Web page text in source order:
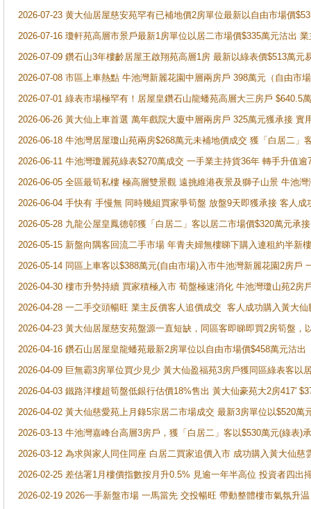
2026-07-23 黄大仙居屋慈安苑罕有已補地價2房單位最新以自由市場價
2026-07-16 瓊軒苑高層市景戶最新1房單位以居二市場價$335萬元沽出
2026-07-09 鑽石山3年樓齡居屋王啟翔苑高層1房 最新以綠表價$513萬元
2026-07-08 市區上車熱點 牛池灣新麗花園中層兩房戶 398萬元（自由市
2026-07-01 綠表市場極罕有！居屋皇鑽石山龍蟠苑高層大三房戶
2026-06-26 黃大仙上車首選 萬年戲院大廈中層兩房戶 325萬元獲承接 實
2026-06-18 牛池灣居屋瓊山苑兩房$268萬元未補地價成交 獲「白居二」
2026-06-11 牛池灣瓊麗苑綠表$270萬成交 一手業主持貨36年 轉手升值逾
2026-06-05 全區最筍私樓 極高層雙景觀 遠挑維港夜景及獅子山景 牛池
2026-06-04 手快有 手慢無 同時幾組買家爭筍盤 放盤9天即獲承接 客人
2026-05-28 九龍公屋皇鳳德邨獲「白居二」客以居二市場價$320萬元承接
2026-05-15 新盤向隅客回流二手市場 年青夫婦無樓睇下購入連租約半新
2026-05-14 同區上車客以$388萬元(自由市場)入市牛池灣新麗花園2房戶
2026-04-30 樓市升勢持續 買家積極入市 荀盤極速消化 牛池灣瓊山苑2房
2026-04-28 一二手交頭暢旺 業主反價客人追價成交 客人成功購入黃大
2026-04-23 黃大仙居屋慈安苑盤源一直短缺，同區客即睇即買2房筍盤，
2026-04-16 鑽石山居屋皇龍蟠苑最新2房單位以自由市場價$458萬元沽出
2026-04-09 巨無霸3房單位買少見少 黃大仙盈福苑3房戶獲同區綠表客以
2026-04-03 鐵路洋樓超筍盤低銀行估價18%售出 黃大仙豪苑大2房417'
2026-04-02 黃大仙慈愛苑上月錄5宗居二市場成交 最新3房單位以$520萬
2026-03-13 牛池灣嘉峰台高層3房戶，獲「白居二」客以$530萬元(綠表)
2026-03-12 為求與家人同住同座 白居二買家追價入市 成功購入黃大仙
2026-02-25 差估署1月樓價指數按月升0.5% 見逾一年半高位 投資者四
2026-02-19 2026一手新盤市場 一馬當先 交投暢旺 帶動整體樓市氣氛升